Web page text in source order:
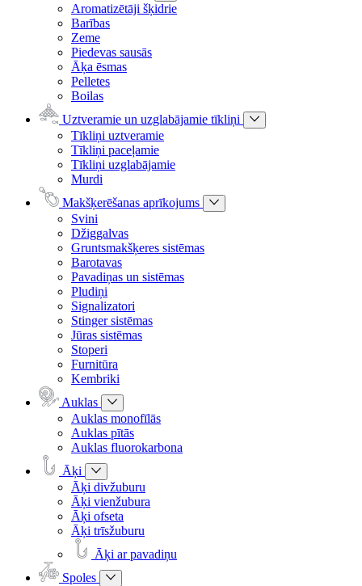
Aromatizētāji šķidrie
Barības
Zeme
Piedevas sausās
Āķa ēsmas
Pelletes
Boilas
Uztveramie un uzglabājamie tīkliņi
Tīkliņi uztveramie
Tīkliņi paceļamie
Tīkliņi uzglabājamie
Murdi
Makšķerēšanas aprīkojums
Svini
Džiggalvas
Gruntsmakšķeres sistēmas
Barotavas
Pavadiņas un sistēmas
Pludiņi
Signalizatori
Stinger sistēmas
Jūras sistēmas
Stoperi
Furnitūra
Kembriki
Auklas
Auklas monofīlās
Auklas pītās
Auklas fluorokarbona
Āķi
Āķi divžuburu
Āķi vienžubura
Āķi ofseta
Āķi trīsžuburu
Āķi ar pavadiņu
Spoles